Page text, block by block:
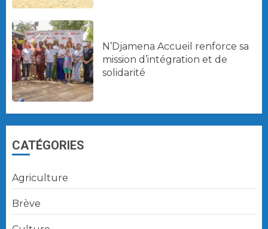
N’Djamena Accueil renforce sa
mission d’intégration et de
solidarité
CATÉGORIES
Agriculture
Brève